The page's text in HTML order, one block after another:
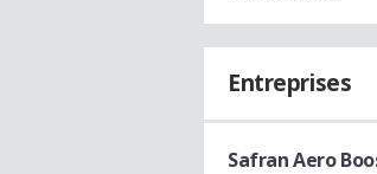
Entreprises
Safran Aero